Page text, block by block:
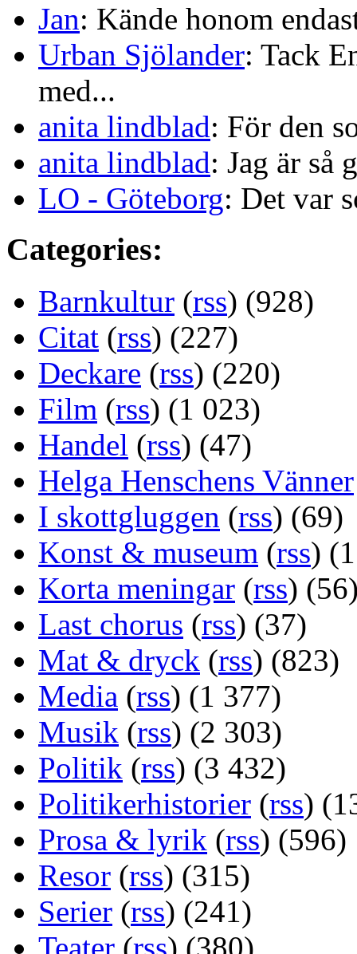
Jan: Kände honom
Urban Sjölander: Tack
med...
anita lindblad: För den
anita lindblad: Jag är så
LO - Göteborg: Det var
Categories:
Barnkultur (rss) (928)
Citat (rss) (227)
Deckare (rss) (220)
Film (rss) (1 023)
Handel (rss) (47)
Helga Henschens Vänner
I skottgluggen (rss) (69)
Konst & museum (rss)
Korta meningar (rss)
Last chorus (rss) (37)
Mat & dryck (rss) (823)
Media (rss) (1 377)
Musik (rss) (2 303)
Politik (rss) (3 432)
Politikerhistorier (rss)
Prosa & lyrik (rss) (596)
Resor (rss) (315)
Serier (rss) (241)